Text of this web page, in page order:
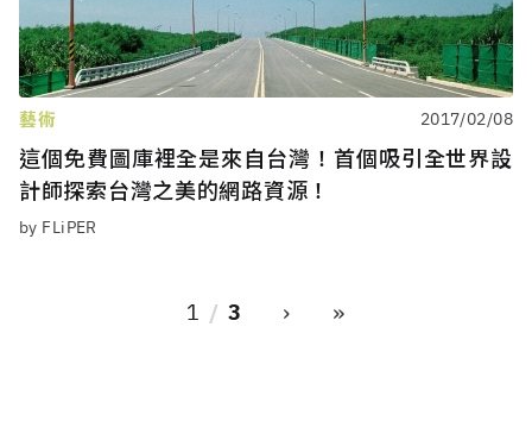
藝術 2017/02/08
這個免費圖庫裡全是來自台灣！首個吸引全世界設
計師探索台灣之美的網路資源！
by FLiPER
› »
1 3